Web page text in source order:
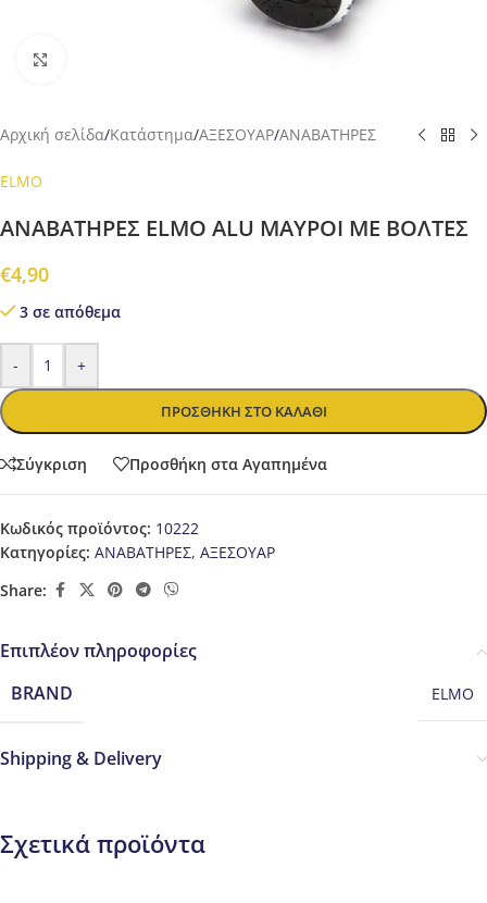
Αρχική σελίδα/Κατάστημα/ΑΞΕΣΟΥΑΡ/ΑΝΑΒΑΤΗΡΕΣ
ELMO
ΑΝΑΒΑΤΗΡΕΣ ELMO ALU ΜΑΥΡΟΙ ΜΕ ΒΟΛΤΕΣ
€4,90
3 σε απόθεμα
- +
ΠΡΟΣΘΉΚΗ ΣΤΟ ΚΑΛΆΘΙ
Σύγκριση Προσθήκη στα Αγαπημένα
Κωδικός προϊόντος: 10222
Κατηγορίες: ΑΝΑΒΑΤΗΡΕΣ, ΑΞΕΣΟΥΑΡ
Share:
Επιπλέον πληροφορίες
BRAND
ELMO
Shipping & Delivery
Σχετικά προϊόντα